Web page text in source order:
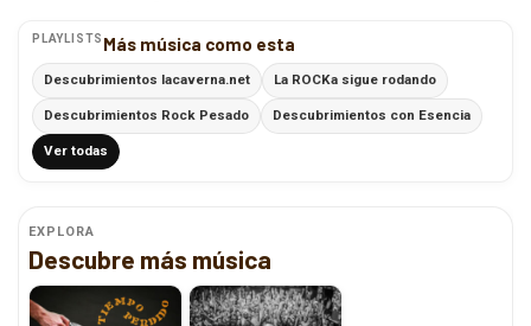
PLAYLISTS Más música como esta
Descubrimientos lacaverna.net La ROCKa sigue rodando
Descubrimientos Rock Pesado Descubrimientos con Esencia
Ver todas
EXPLORA
Descubre más música